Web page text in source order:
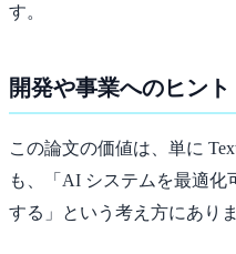
す。
開発や事業へのヒント
この論文の価値は、単に
も、「AI システムを最適
する」という考え方にありま